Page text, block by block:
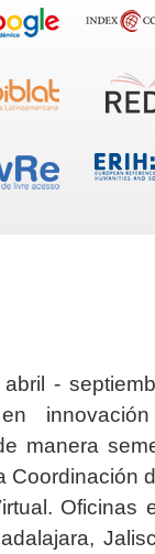
-
manera
Coordinación
Oficinas